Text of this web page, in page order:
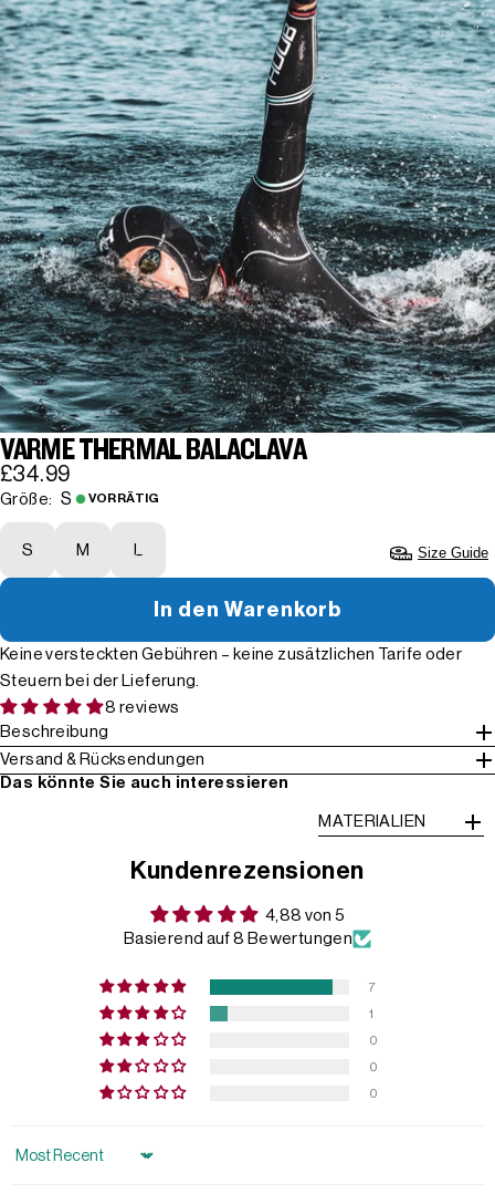
VARME THERMAL BALACLAVA
£34.99
Größe: S VORRÄTIG
S M L Size Guide
In den Warenkorb
Keine versteckten Gebühren – keine zusätzlichen Tarife oder
Steuern bei der Lieferung.
8 reviews
Beschreibung
Versand & Rücksendungen
Das könnte Sie auch interessieren
MATERIALIEN
Kundenrezensionen
4,88 von 5
Basierend auf 8 Bewertungen
7
1
0
0
0
Sort by